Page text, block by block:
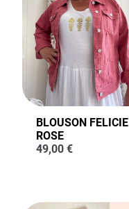
BLOUSON FELICIE
ROSE
49,00 €